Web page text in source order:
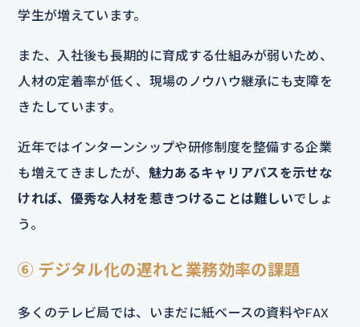
学生が増えています。
また、入社後も長期的に育成する仕組みが弱いため、
人材の定着率が低く、現場のノウハウ継承にも支障を
きたしています。
近年ではインターンシップや研修制度を整備する企業
も増えてきましたが、 魅力あるキャリアパスを示せな
ければ、優秀な人材を惹きつけることは難しいでしょ
う。
⑥ デジタル化の遅れと業務効率の課題
多くのテレビ局では、いまだに紙ベースの資料やFAX